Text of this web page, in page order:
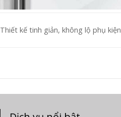
Thiết kế tinh giản, không lộ phụ kiện